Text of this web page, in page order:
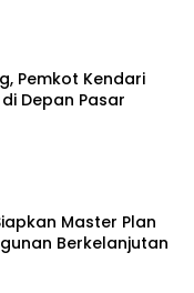
Pemkot Kendari
Depan Pasar
Master Plan
Berkelanjutan